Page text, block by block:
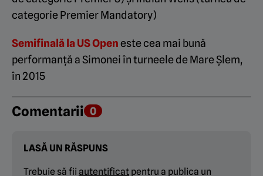
categorie Premier Mandatory)
Semifinală la US Openeste cea mai bună
performanță a Simonei în turneele de Mare Șlem,
în 2015
Comentarii 0
LASĂ UN RĂSPUNS
Trebuie să fii autentificat pentru a publica un